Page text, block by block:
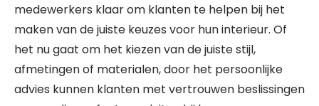
medewerkers klaar om klanten te helpen bij het
maken van de juiste keuzes voor hun interieur. Of
het nu gaat om het kiezen van de juiste stijl,
afmetingen of materialen, door het persoonlijke
advies kunnen klanten met vertrouwen beslissingen